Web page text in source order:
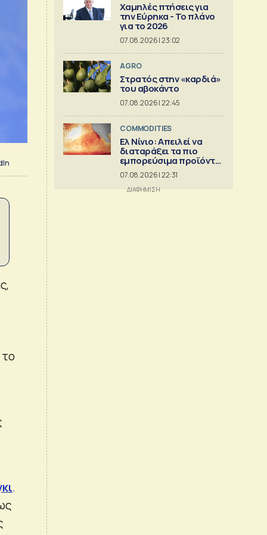
.
Χαμηλές πτήσεις για
την Εύρηκα - Το πλάνο
για το 2026
07.08.2026 | 23:02
AGRO
Στρατός στην «καρδιά»
του αβοκάντο
07.08.2026 | 22:45
COMMODITIES
Ελ Νίνιο: Απειλεί να
διαταράξει τα πιο
εμπορεύσιμα προϊόντα
στον κόσμο
07.08.2026 | 22:31